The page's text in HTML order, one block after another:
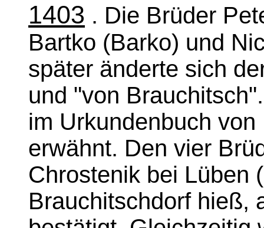
1403 . Die Brüder
Bartko (Barko) und
später änderte sich
und "von
im Urkundenbuch
erwähnt. Den vier
Chrostenik bei Lüben
Brauchitschdorf hieß,